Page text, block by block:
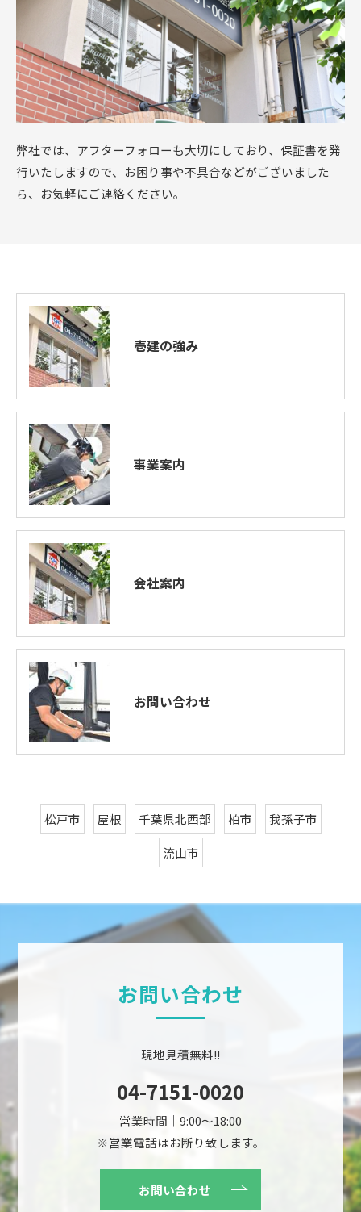
弊社では、アフターフォローも大切にしており、保証書を発
行いたしますので、お困り事や不具合などがございました
ら、お気軽にご連絡ください。
壱建の強み
事業案内
会社案内
お問い合わせ
松戸市 屋根 千葉県北西部 柏市
我孫子市
流山市
お問い合わせ
現地見積無料!!
04-7151-0020
営業時間｜9:00～18:00
※営業電話はお断り致します。
お問い合わせ